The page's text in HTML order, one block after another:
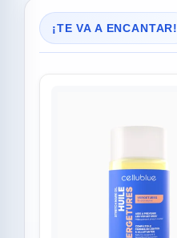
¡TE VA A ENCANTAR!